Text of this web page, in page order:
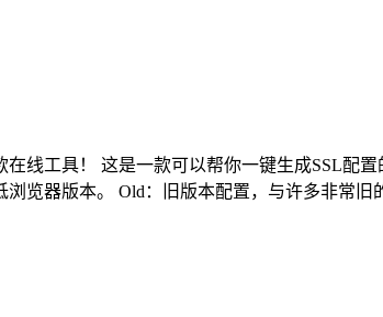
线工具！ 这是一款可以帮你一键生成SSL配置
览器版本。 Old：旧版本配置，与许多非常旧